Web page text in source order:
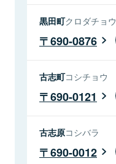
黒田町クロダチョウ
690-0876
古志町コシチョウ
690-0121
古志原コシバラ
690-0012